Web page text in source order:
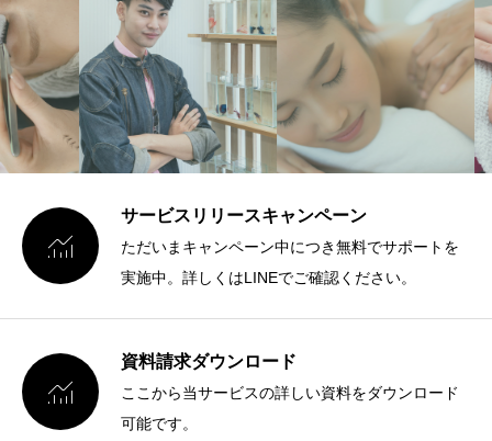

サービスリリースキャンペーン
ただいまキャンペーン中につき無料でサポートを
実施中。詳しくはLINEでご確認ください。

資料請求ダウンロード
ここから当サービスの詳しい資料をダウンロード
可能です。